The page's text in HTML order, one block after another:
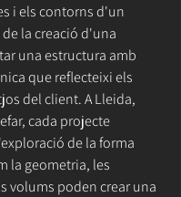
i els contorns d'un
la creació d'una
una estructura amb
que reflecteixi els
del client. A Lleida,
cada projecte
de la forma
la geometria, les
volums poden crear una